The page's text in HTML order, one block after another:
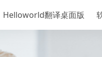
Helloworld翻译桌面版